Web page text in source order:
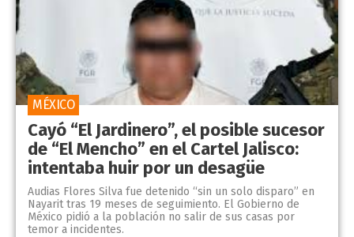
Cayó “El Jardinero”, el posible sucesor
de “El Mencho” en el Cartel Jalisco:
intentaba huir por un desagüe
Audias Flores Silva fue detenido “sin un solo disparo” en
Nayarit tras 19 meses de seguimiento. El Gobierno de
México pidió a la población no salir de sus casas por
temor a incidentes.
MÉXICO